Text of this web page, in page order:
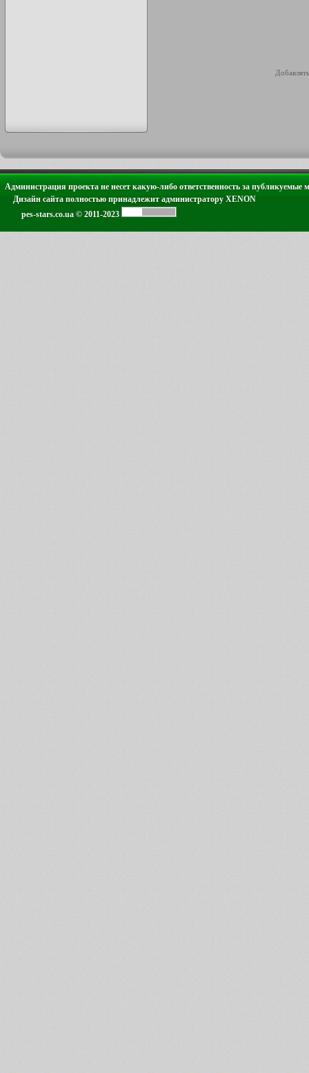
Администрация проекта не несет какую-либо ответственность за публикуемые
Дизайн сайта полностью принадлежит администратору XENON
pes-stars.co.ua © 2011-2023